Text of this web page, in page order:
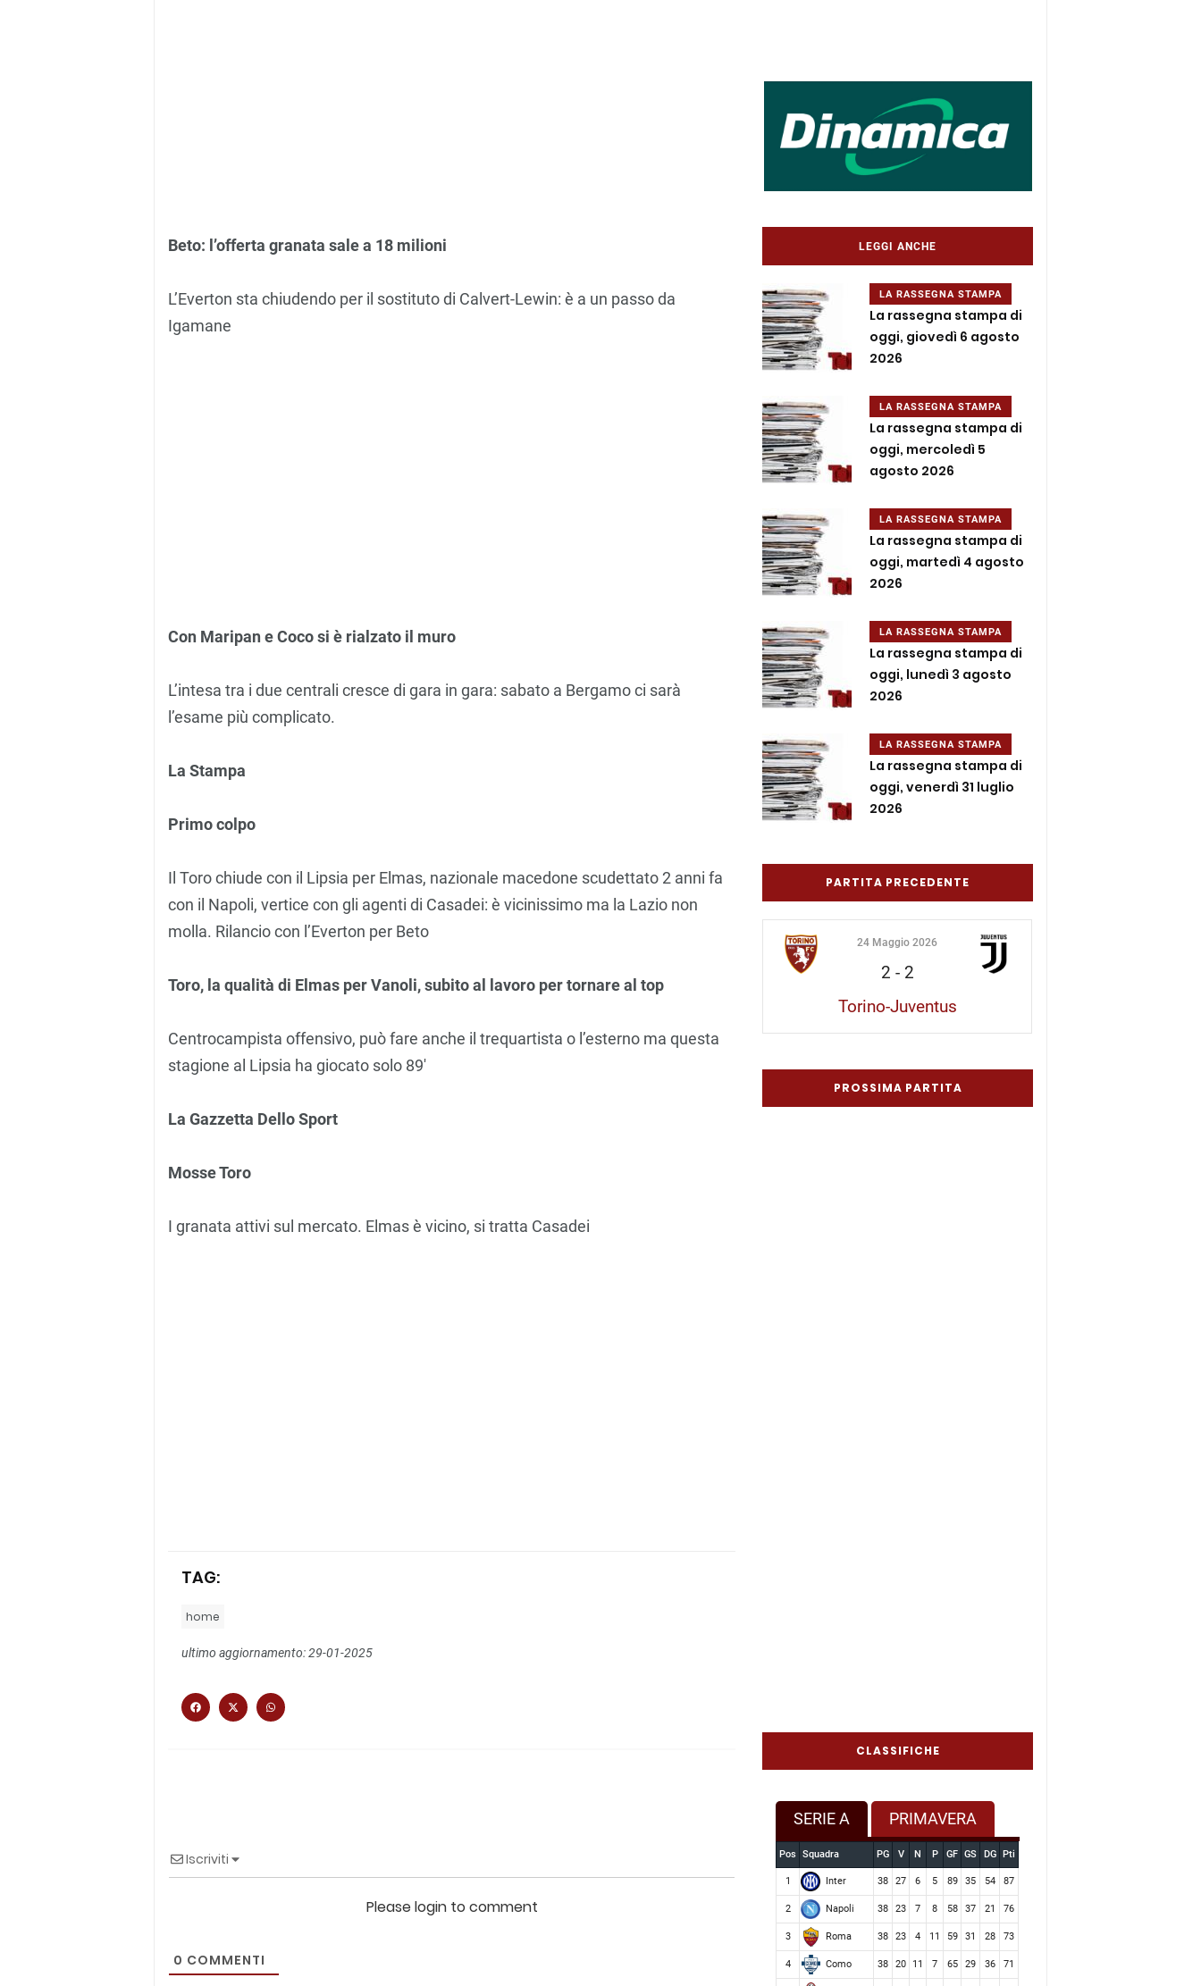
Beto: l’offerta granata sale a 18 milioni
L’Everton sta chiudendo per il sostituto di Calvert-Lewin: è a un passo da
Igamane
Con Maripan e Coco si è rialzato il muro
L’intesa tra i due centrali cresce di gara in gara: sabato a Bergamo ci sarà
l’esame più complicato.
La Stampa
Primo colpo
Il Toro chiude con il Lipsia per Elmas, nazionale macedone scudettato 2 anni fa
con il Napoli, vertice con gli agenti di Casadei: è vicinissimo ma la Lazio non
molla. Rilancio con l’Everton per Beto
Toro, la qualità di Elmas per Vanoli, subito al lavoro per tornare al top
Centrocampista offensivo, può fare anche il trequartista o l’esterno ma questa
stagione al Lipsia ha giocato solo 89′
La Gazzetta Dello Sport
Mosse Toro
I granata attivi sul mercato. Elmas è vicino, si tratta Casadei
TAG:
home
ultimo aggiornamento: 29-01-2025
Iscriviti
Please login to comment
0 COMMENTI
LEGGI ANCHE
LA RASSEGNA STAMPA
La rassegna stampa di
oggi, giovedì 6 agosto
2026
LA RASSEGNA STAMPA
La rassegna stampa di
oggi, mercoledì 5
agosto 2026
LA RASSEGNA STAMPA
La rassegna stampa di
oggi, martedì 4 agosto
2026
LA RASSEGNA STAMPA
La rassegna stampa di
oggi, lunedì 3 agosto
2026
LA RASSEGNA STAMPA
La rassegna stampa di
oggi, venerdì 31 luglio
2026
PARTITA PRECEDENTE
24 Maggio 2026
2 - 2
Torino-Juventus
PROSSIMA PARTITA
CLASSIFICHE
SERIE A PRIMAVERA
Pos Squadra PG V N P GF GS DG Pti
1 Inter 38 27 6 5 89 35 54 87
2 Napoli 38 23 7 8 58 37 21 76
3 Roma 38 23 4 11 59 31 28 73
4 Como 38 20 11 7 65 29 36 71